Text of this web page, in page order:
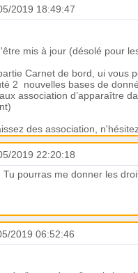
2019 18:49:47
mis à jour (désolé pour
Carnet de bord, ui vous
2 nouvelles bases de
association d’apparaître
des association,
2019 22:20:18
Tu pourras me donner les
2019 06:52:46